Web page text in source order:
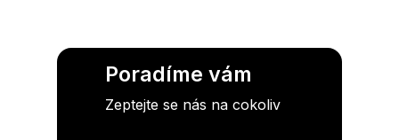
Poradíme vám
Zeptejte se nás na cokoliv